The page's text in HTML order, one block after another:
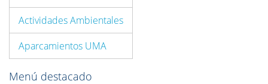
Actividades Ambientales
Aparcamientos UMA
Menú destacado